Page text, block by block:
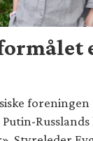
foreningen